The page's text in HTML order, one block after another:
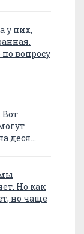
у них,
вопросу
Вот
деся…
Но как
но чаще